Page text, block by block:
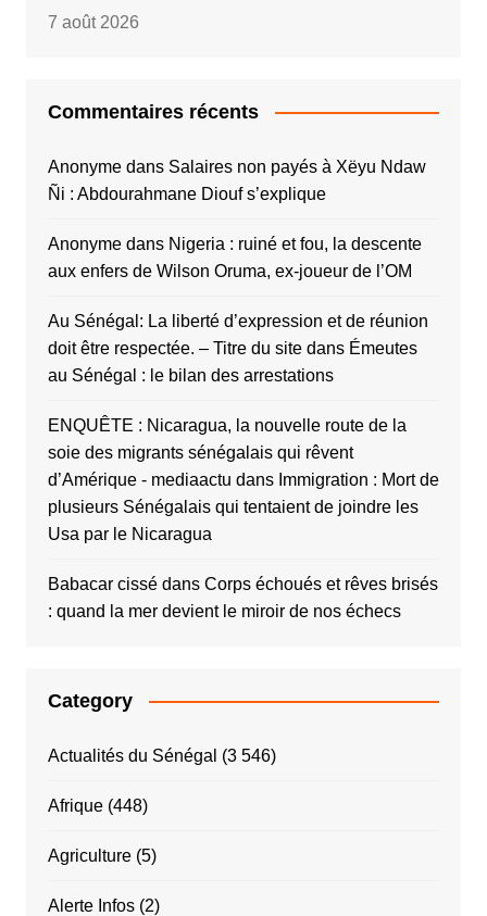
7 août 2026
Commentaires récents
Anonymedans Salaires non payés à Xëyu Ndaw
Ñi : Abdourahmane Diouf s’explique
Anonymedans Nigeria : ruiné et fou, la descente
aux enfers de Wilson Oruma, ex-joueur de l’OM
Au Sénégal: La liberté d’expression et de réunion
doit être respectée. – Titre du sitedans Émeutes
au Sénégal : le bilan des arrestations
ENQUÊTE : Nicaragua, la nouvelle route de la
soie des migrants sénégalais qui rêvent
d’Amérique - mediaactu dans Immigration : Mort de
plusieurs Sénégalais qui tentaient de joindre les
Usa par le Nicaragua
Babacar cissédans Corps échoués et rêves brisés
: quand la mer devient le miroir de nos échecs
Category
Actualités du Sénégal (3 546)
Afrique(448)
Agriculture(5)
Alerte Infos(2)